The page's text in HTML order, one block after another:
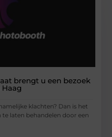
brengt u een bezoek
klachten? Dan is het
laten behandelen door een